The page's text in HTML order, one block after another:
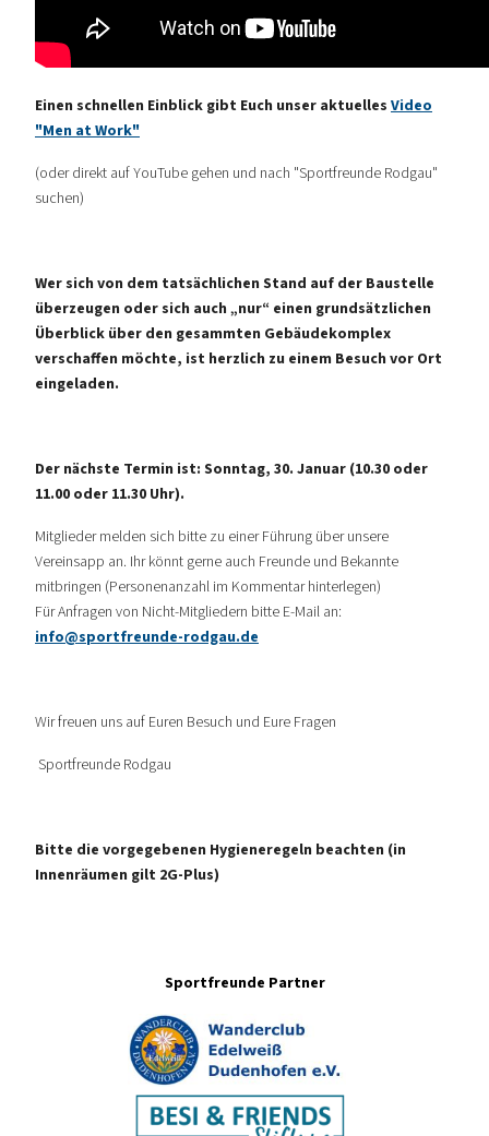
Einen schnellen Einblick gibt Euch unser aktuelles Video
"Men at Work"
(oder direkt auf YouTube gehen und nach "Sportfreunde Rodgau"
suchen)
Wer sich von dem tatsächlichen Stand auf der Baustelle
überzeugen oder sich auch „nur“ einen grundsätzlichen
Überblick über den gesammten Gebäudekomplex
verschaffen möchte, ist herzlich zu einem Besuch vor Ort
eingeladen.
Der nächste Termin ist: Sonntag, 30. Januar (10.30 oder
11.00 oder 11.30 Uhr).
Mitglieder melden sich bitte zu einer Führung über unsere
Vereinsapp an. Ihr könnt gerne auch Freunde und Bekannte
mitbringen (Personenanzahl im Kommentar hinterlegen)
Für Anfragen von Nicht-Mitgliedern bitte E-Mail an:
info@sportfreunde-rodgau.de
Wir freuen uns auf Euren Besuch und Eure Fragen
Sportfreunde Rodgau
Bitte die vorgegebenen Hygieneregeln beachten (in
Innenräumen gilt 2G-Plus)
Sportfreunde Partner